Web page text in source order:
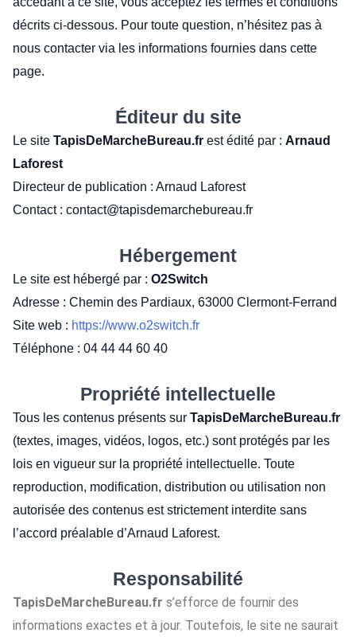
décrits ci-dessous. Pour toute question, n’hésitez pas à
nous contacter via les informations fournies dans cette
page.
Éditeur du site
Le site TapisDeMarcheBureau.fr est édité par : Arnaud
Laforest
Directeur de publication : Arnaud Laforest
Contact : contact@tapisdemarchebureau.fr
Hébergement
Le site est hébergé par : O2Switch
Adresse : Chemin des Pardiaux, 63000 Clermont-Ferrand
Site web : https://www.o2switch.fr
Téléphone : 04 44 44 60 40
Propriété intellectuelle
Tous les contenus présents sur TapisDeMarcheBureau.fr
(textes, images, vidéos, logos, etc.) sont protégés par les
lois en vigueur sur la propriété intellectuelle. Toute
reproduction, modification, distribution ou utilisation non
autorisée des contenus est strictement interdite sans
l’accord préalable d’Arnaud Laforest.
Responsabilité
TapisDeMarcheBureau.fr s’efforce de fournir des
informations exactes et à jour. Toutefois, le site ne saurait